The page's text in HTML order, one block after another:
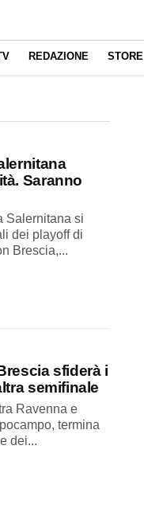
REDAZIONE STORE
Saranno
Salernitana si
dei playoff di
Brescia,...
sfiderà i
semifinale
Ravenna e
termina
dei...